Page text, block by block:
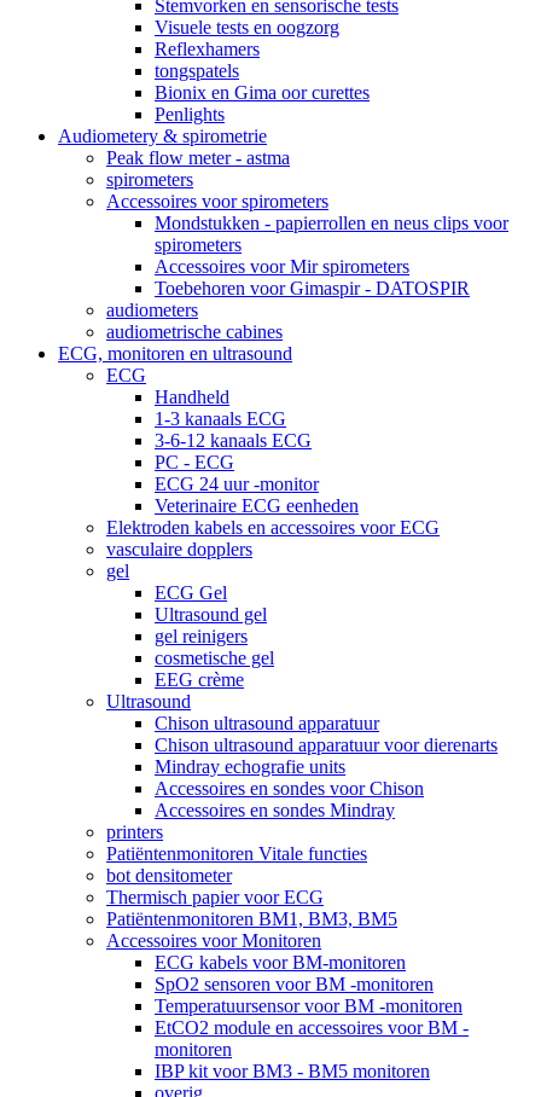
Stemvorken en sensorische tests
Visuele tests en oogzorg
Reflexhamers
tongspatels
Bionix en Gima oor curettes
Penlights
Audiometery & spirometrie
Peak flow meter - astma
spirometers
Accessoires voor spirometers
Mondstukken - papierrollen en neus clips voor
spirometers
Accessoires voor Mir spirometers
Toebehoren voor Gimaspir - DATOSPIR
audiometers
audiometrische cabines
ECG, monitoren en ultrasound
ECG
Handheld
1-3 kanaals ECG
3-6-12 kanaals ECG
PC - ECG
ECG 24 uur -monitor
Veterinaire ECG eenheden
Elektroden kabels en accessoires voor ECG
vasculaire dopplers
gel
ECG Gel
Ultrasound gel
gel reinigers
cosmetische gel
EEG crème
Ultrasound
Chison ultrasound apparatuur
Chison ultrasound apparatuur voor dierenarts
Mindray echografie units
Accessoires en sondes voor Chison
Accessoires en sondes Mindray
printers
Patiëntenmonitoren Vitale functies
bot densitometer
Thermisch papier voor ECG
Patiëntenmonitoren BM1, BM3, BM5
Accessoires voor Monitoren
ECG kabels voor BM-monitoren
SpO2 sensoren voor BM -monitoren
Temperatuursensor voor BM -monitoren
EtCO2 module en accessoires voor BM -
monitoren
IBP kit voor BM3 - BM5 monitoren
overig